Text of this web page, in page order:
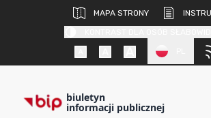
MAPA STRONY
biuletyn
informacji publicznej